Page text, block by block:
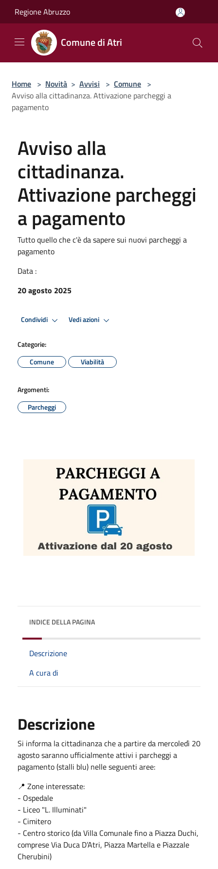
Regione Abruzzo
Comune di Atri
Home > Novità > Avvisi > Comune >
Avviso alla cittadinanza. Attivazione parcheggi a
pagamento
Avviso alla
cittadinanza.
Attivazione parcheggi
a pagamento
Tutto quello che c'è da sapere sui nuovi parcheggi a
pagamento
Data :
20 agosto 2025
Condividi Vedi azioni
Categorie:
Comune
Viabilità
Argomenti:
Parcheggi
INDICE DELLA PAGINA
Descrizione
A cura di
Descrizione
Si informa la cittadinanza che a partire da mercoledì 20
agosto saranno ufficialmente attivi i parcheggi a
pagamento (stalli blu) nelle seguenti aree:
📍 Zone interessate:
- Ospedale
- Liceo "L. Illuminati"
- Cimitero
- Centro storico (da Villa Comunale fino a Piazza Duchi,
comprese Via Duca D’Atri, Piazza Martella e Piazzale
Cherubini)